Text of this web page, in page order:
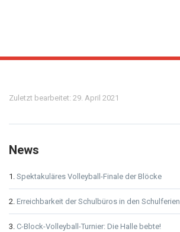
Meta
Zuletzt bearbeitet: 29. April 2021
News
Spektakuläres Volleyball-Finale der Blöcke
Erreichbarkeit der Schulbüros in den Schulferien
C-Block-Volleyball-Turnier: Die Halle bebte!